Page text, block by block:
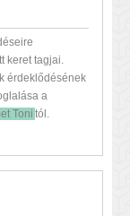
keret tagjai.
érdeklődésének
a
Toni tól.